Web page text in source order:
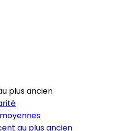
plus ancien
au plus ancien